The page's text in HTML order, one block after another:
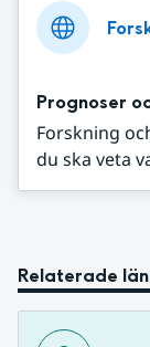
Prognoser
Forskning
du ska veta
Relaterade